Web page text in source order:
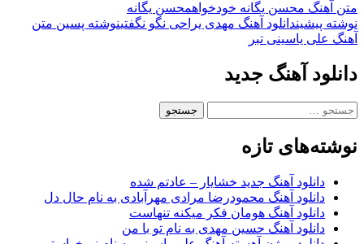
متن آهنگ محسن یگانه خودخواهمحسن یگانه
ناوبری
نوشته
نوشته پیشیندانلود آهنگ مهدی یراحی نگو نگفتینوشته پسین متن
آهنگ علی یاسینی تبر
دانلود آهنگ جدید
جستجو
نوشته‌های تازه
دانلود آهنگ جدید خشایار – عادتم شده
دانلود آهنگ محمودرضا مرادی مهرآبادی به نام حال دل
دانلود آهنگ هومان فکر میکنه تنهاست
دانلود آهنگ حسین مهدی به نام تو با من